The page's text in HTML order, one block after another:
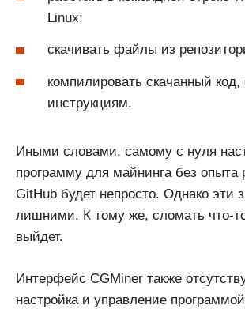
Linux;
скачивать файлы из
компилировать скачанный код,
инструкциям.
Иными словами, самому с нуля
программу для майнинга без опыта
GitHub будет непросто. Однако эти
лишними. К тому же, сломать что-
выйдет.
Интерфейс CGMiner также
настройка и управление